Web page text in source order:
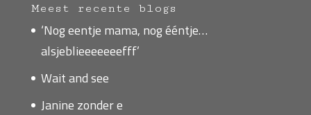
Meest recente blogs
‘Nog eentje mama, nog ééntje…
alsjeblieeeeeeefff’
Wait and see
Janine zonder e